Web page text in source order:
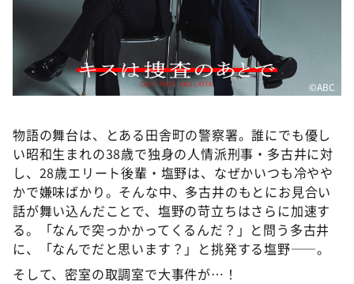
新婚さんいらっしゃい！
ポツンと一軒家
ザキ山小屋本館
ぺこぱのまるスポ
©️ABC
物語の舞台は、とある田舎町の警察署。誰にでも優し
い昭和生まれの38歳で独身の人情派刑事・多古井に対
し、28歳エリート後輩・塩野は、なぜかいつも冷やや
かで嫌味ばかり。そんな中、多古井のもとにお見合い
話が舞い込んだことで、塩野の苛立ちはさらに加速す
る。「なんで突っかかってくるんだ？」と問う多古井
に、「なんでだと思います？」と挑発する塩野――。
そして、密室の取調室で大事件が…！